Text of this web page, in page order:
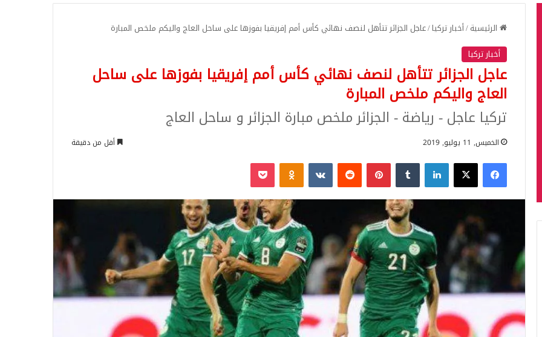
الرئيسية/أخبار تركيا/عاجل الجزائر تتأهل لنصف نهائي كأس أمم إفريقيا بفوزها على ساحل العاج واليكم ملخص المبارة
أخبار تركيا
عاجل الجزائر تتأهل لنصف نهائي كأس أمم إفريقيا بفوزها على ساحل
العاج واليكم ملخص المبارة
تركيا عاجل - رياضة - الجزائر ملخص مبارة الجزائر و ساحل العاج
الخميس, 11 يوليو, 2019 أقل من دقيقة
فيسبوك‫X لينكدإن بينتيريست Odnoklassniki
‫Pocket